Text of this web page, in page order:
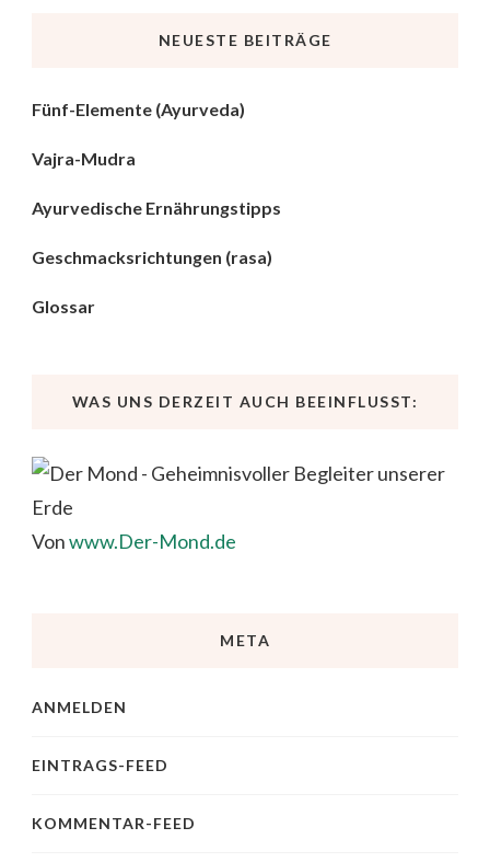
NEUESTE BEITRÄGE
Fünf-Elemente (Ayurveda)
Vajra-Mudra
Ayurvedische Ernährungstipps
Geschmacksrichtungen (rasa)
Glossar
WAS UNS DERZEIT AUCH BEEINFLUSST:
Vonwww.Der-Mond.de
META
ANMELDEN
EINTRAGS-FEED
KOMMENTAR-FEED